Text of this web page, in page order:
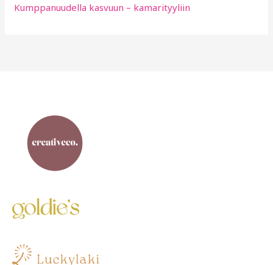
Kumppanuudella kasvuun – kamarityyliin